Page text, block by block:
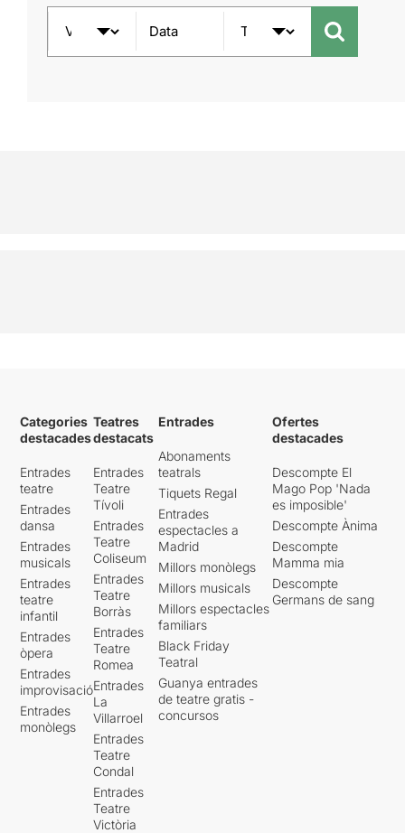
Data
Categories
destacades
Entrades
teatre
Entrades
dansa
Entrades
musicals
Entrades
teatre
infantil
Entrades
òpera
Entrades
improvisació
Entrades
monòlegs
Teatres
destacats
Entrades
Teatre
Tívoli
Entrades
Teatre
Coliseum
Entrades
Teatre
Borràs
Entrades
Teatre
Romea
Entrades
La
Villarroel
Entrades
Teatre
Condal
Entrades
Teatre
Victòria
Entrades
Abonaments
teatrals
Tiquets Regal
Entrades
espectacles a
Madrid
Millors monòlegs
Millors musicals
Millors espectacles
familiars
Black Friday
Teatral
Guanya entrades
de teatre gratis -
concursos
Ofertes
destacades
Descompte El
Mago Pop 'Nada
es imposible'
Descompte Ànima
Descompte
Mamma mia
Descompte
Germans de sang